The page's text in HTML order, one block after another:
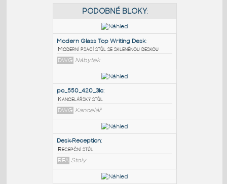
PODOBNÉ BLOKY:
Modern Glass Top Writing Desk:
Moderní psací stůl se skleněnou deskou
DWG Nábytek
po_550_420_3lc: